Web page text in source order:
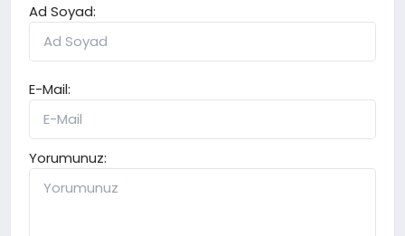
Ad Soyad:
E-Mail:
Yorumunuz: